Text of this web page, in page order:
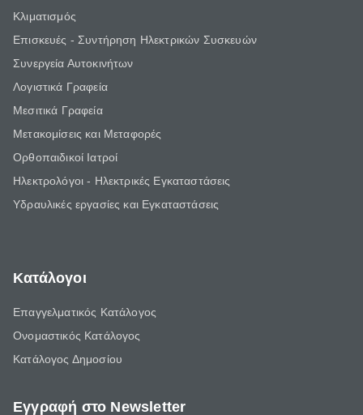
Κλιματισμός
Επισκευές - Συντήρηση Ηλεκτρικών Συσκευών
Συνεργεία Αυτοκινήτων
Λογιστικά Γραφεία
Μεσιτικά Γραφεία
Μετακομίσεις και Μεταφορές
Ορθοπαιδικοί Ιατροί
Ηλεκτρολόγοι - Ηλεκτρικές Εγκαταστάσεις
Υδραυλικές εργασίες και Εγκαταστάσεις
Κατάλογοι
Επαγγελματικός Κατάλογος
Ονομαστικός Κατάλογος
Κατάλογος Δημοσίου
Εγγραφή στο Newsletter